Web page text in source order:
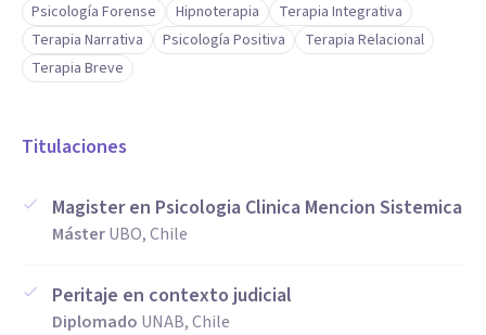
Psicología Forense
Hipnoterapia
Terapia Integrativa
Terapia Narrativa
Psicología Positiva
Terapia Relacional
Terapia Breve
Titulaciones
Magister en Psicologia Clinica Mencion Sistemica
MásterUBO, Chile
Peritaje en contexto judicial
Diplomado UNAB, Chile